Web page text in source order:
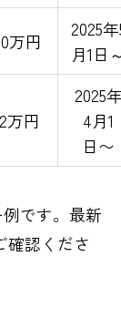
万円
2025
月1日
万円
2025
4月1
日〜
です。最新
確認くださ